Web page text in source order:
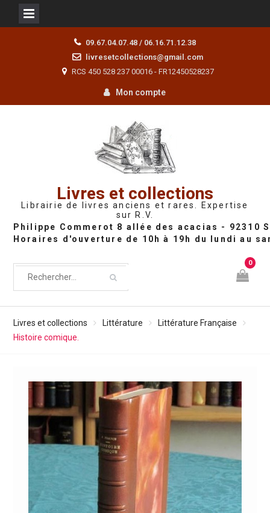
09.67.04.07.48 / 06.16.71.12.38
livresetcollections@gmail.com
RCS 450 528 237 00016 - FR12450528237
Mon compte
Livres et collections
Librairie de livres anciens et rares. Expertise
sur R.V.
0
Livres et collections Littérature
Littérature Française
Histoire comique.